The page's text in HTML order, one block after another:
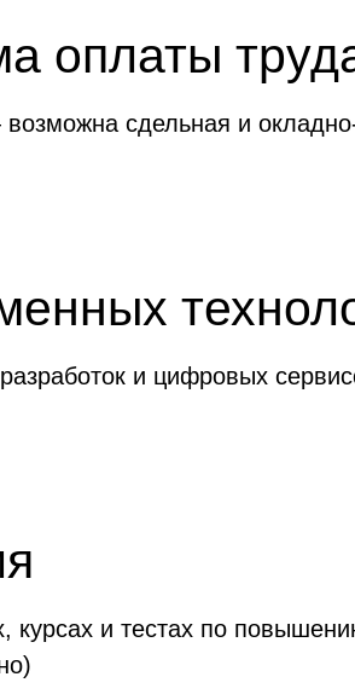
оплаты
сдельная и
и цифровых
курсах и тестах по